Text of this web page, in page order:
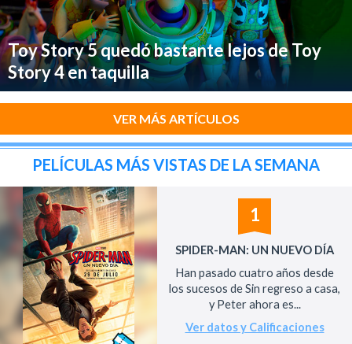
Toy Story 5 quedó bastante lejos de Toy
Story 4 en taquilla
VER MÁS ARTÍCULOS
PELÍCULAS MÁS VISTAS DE LA SEMANA
1
SPIDER-MAN: UN NUEVO DÍA
Han pasado cuatro años desde
los sucesos de Sin regreso a casa,
y Peter ahora es...
Ver datos y Calificaciones